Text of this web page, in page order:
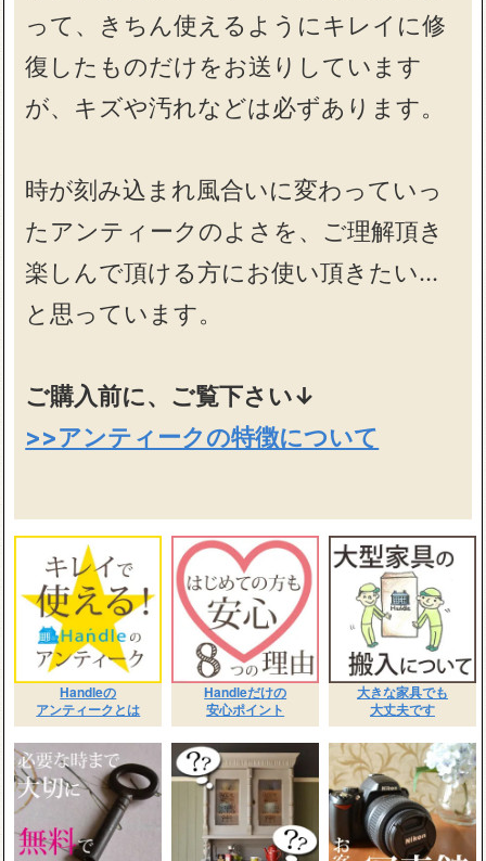
って、きちん使えるようにキレイに修
復したものだけをお送りしています
が、キズや汚れなどは必ずあります。
時が刻み込まれ風合いに変わっていっ
たアンティークのよさを、ご理解頂き
楽しんで頂ける方にお使い頂きたい…
と思っています。
ご購入前に、ご覧下さい↓
>>アンティークの特徴について
Handleの
アンティークとは
Handleだけの
安心ポイント
大きな家具でも
大丈夫です